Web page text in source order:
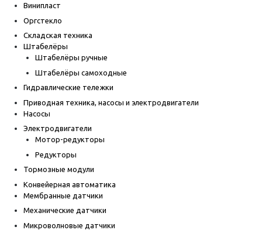
Винипласт
Оргстекло
Складская техника
Штабелёры
Штабелёры ручные
Штабелёры самоходные
Гидравлические тележки
Приводная техника, насосы и электродвигатели
Насосы
Электродвигатели
Мотор-редукторы
Редукторы
Тормозные модули
Конвейерная автоматика
Мембранные датчики
Механические датчики
Микроволновые датчики